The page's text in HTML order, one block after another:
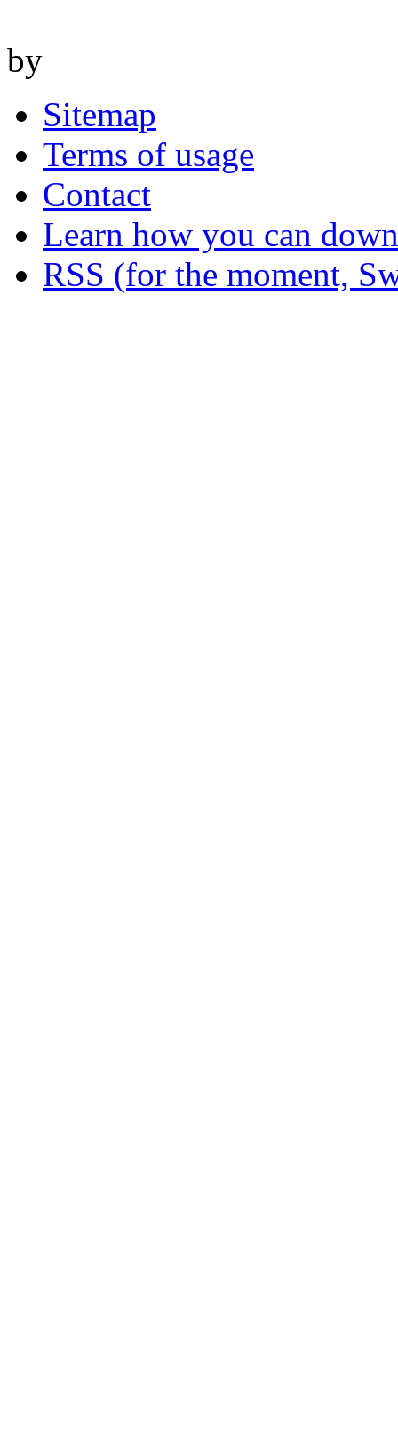
by
Sitemap
Terms of usage
Contact
Learn how you can
RSS (for the moment,